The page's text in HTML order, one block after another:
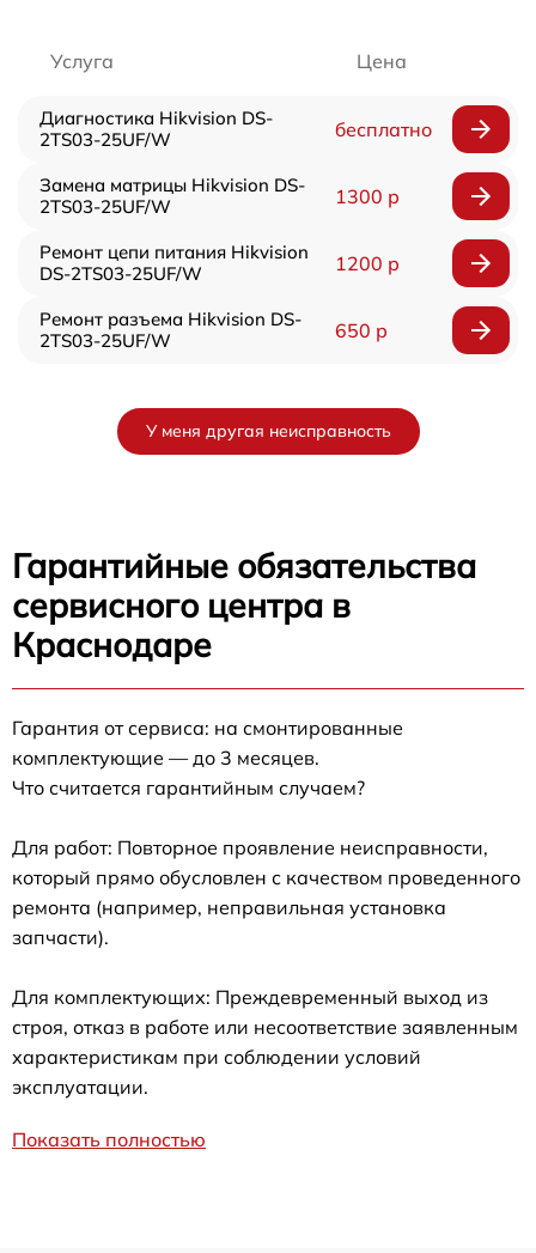
Услуга Цена
Диагностика Hikvision DS-
2TS03-25UF/W
бесплатно
Замена матрицы Hikvision DS-
2TS03-25UF/W
1300 р
Ремонт цепи питания Hikvision
DS-2TS03-25UF/W
1200 р
Ремонт разъема Hikvision DS-
2TS03-25UF/W
650 р
У меня другая неисправность
Гарантийные обязательства
сервисного центра в
Краснодаре
Гарантия от сервиса: на смонтированные
комплектующие — до 3 месяцев.
Что считается гарантийным случаем?
Для работ: Повторное проявление неисправности,
который прямо обусловлен с качеством проведенного
ремонта (например, неправильная установка
запчасти).
Для комплектующих: Преждевременный выход из
строя, отказ в работе или несоответствие заявленным
характеристикам при соблюдении условий
эксплуатации.
Показать полностью